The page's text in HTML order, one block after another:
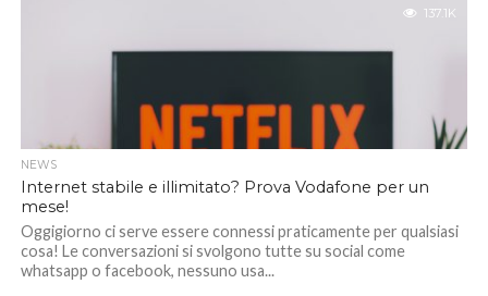
137.1K
NEWS
Internet stabile e illimitato? Prova Vodafone per un
mese!
Oggigiorno ci serve essere connessi praticamente per qualsiasi
cosa! Le conversazioni si svolgono tutte su social come
whatsapp o facebook, nessuno usa...